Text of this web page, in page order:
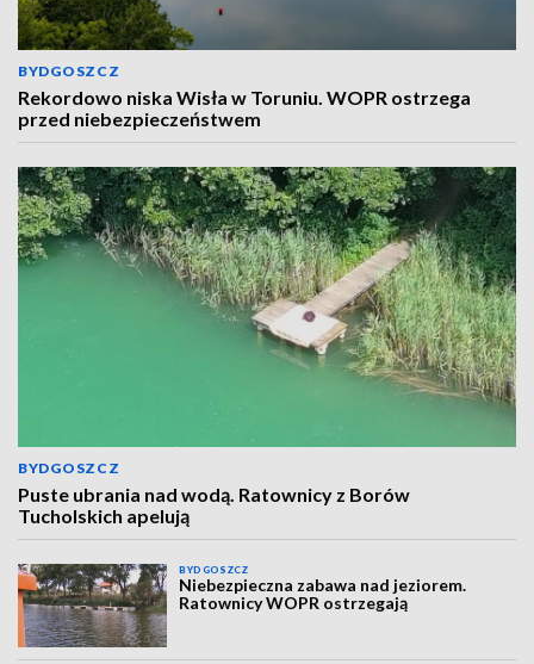
BYDGOSZCZ
Rekordowo niska Wisła w Toruniu. WOPR ostrzega
przed niebezpieczeństwem
BYDGOSZCZ
Puste ubrania nad wodą. Ratownicy z Borów
Tucholskich apelują
BYDGOSZCZ
Niebezpieczna zabawa nad jeziorem.
Ratownicy WOPR ostrzegają